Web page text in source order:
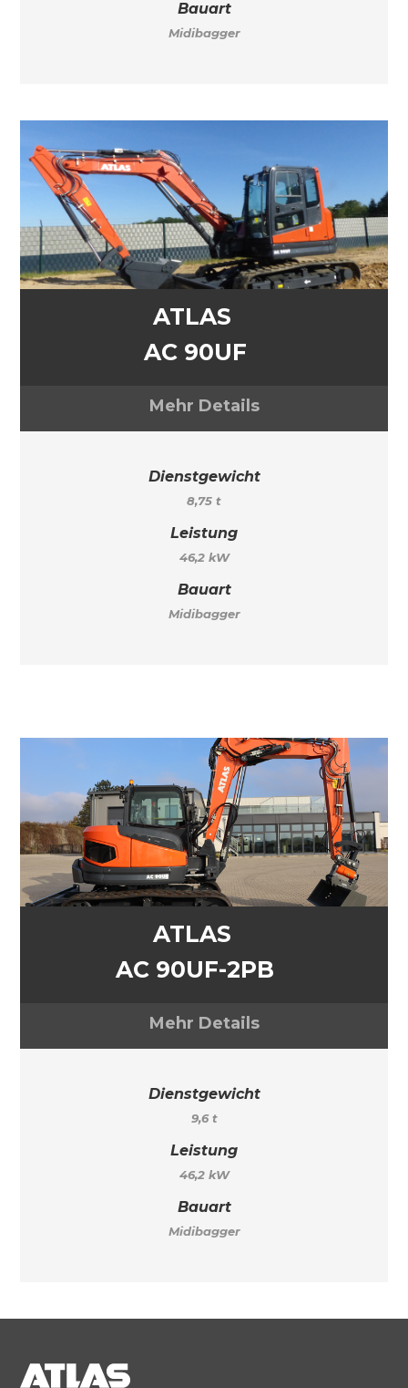
Bauart
Midibagger
ATLAS
AC 90UF
Mehr Details
Dienstgewicht
8,75 t
Leistung
46,2 kW
Bauart
Midibagger
ATLAS
AC 90UF-2PB
Mehr Details
Dienstgewicht
9,6 t
Leistung
46,2 kW
Bauart
Midibagger